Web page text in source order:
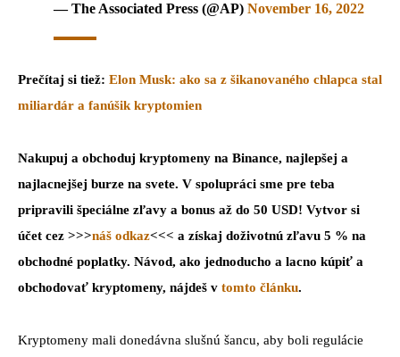
— The Associated Press (@AP) November 16, 2022
Prečítaj si tiež: Elon Musk: ako sa z šikanovaného chlapca stal
miliardár a fanúšik kryptomien
Nakupuj a obchoduj kryptomeny na Binance, najlepšej a
najlacnejšej burze na svete. V spolupráci sme pre teba
pripravili špeciálne zľavy a bonus až do 50 USD! Vytvor si
účet cez >>>náš odkaz<<< a získaj doživotnú zľavu 5 % na
obchodné poplatky. Návod, ako jednoducho a lacno kúpiť a
obchodovať kryptomeny, nájdeš v tomto článku.
Kryptomeny mali donedávna slušnú šancu, aby boli regulácie